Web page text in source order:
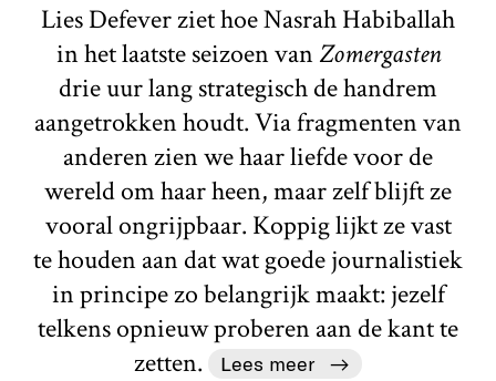
Lies Defever ziet hoe Nasrah Habiballah
in het laatste seizoen vanZomergasten
drie uur lang strategisch de handrem
aangetrokken houdt. Via fragmenten van
anderen zien we haar liefde voor de
wereld om haar heen, maar zelf blijft ze
vooral ongrijpbaar. Koppig lijkt ze vast
te houden aan dat wat goede journalistiek
in principe zo belangrijk maakt: jezelf
telkens opnieuw proberen aan de kant te
zetten.
Lees meer